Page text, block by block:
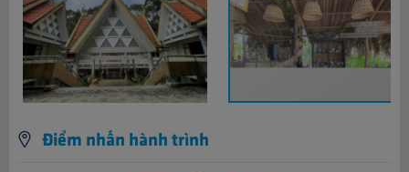
Điểm nhấn hành trình